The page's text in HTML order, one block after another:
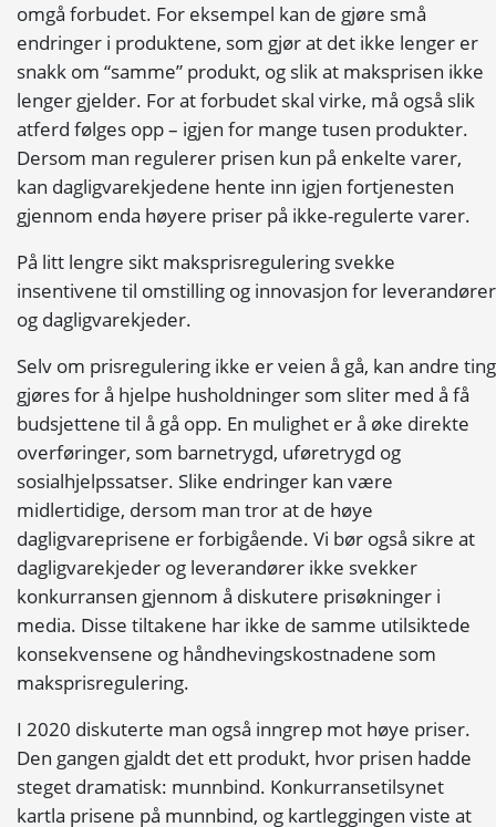
omgå forbudet. For eksempel kan de gjøre små
endringer i produktene, som gjør at det ikke lenger er
snakk om “samme” produkt, og slik at maksprisen ikke
lenger gjelder. For at forbudet skal virke, må også slik
atferd følges opp – igjen for mange tusen produkter.
Dersom man regulerer prisen kun på enkelte varer,
kan dagligvarekjedene hente inn igjen fortjenesten
gjennom enda høyere priser på ikke-regulerte varer.
På litt lengre sikt maksprisregulering svekke
insentivene til omstilling og innovasjon for leverandører
og dagligvarekjeder.
Selv om prisregulering ikke er veien å gå, kan andre ting
gjøres for å hjelpe husholdninger som sliter med å få
budsjettene til å gå opp. En mulighet er å øke direkte
overføringer, som barnetrygd, uføretrygd og
sosialhjelpssatser. Slike endringer kan være
midlertidige, dersom man tror at de høye
dagligvareprisene er forbigående. Vi bør også sikre at
dagligvarekjeder og leverandører ikke svekker
konkurransen gjennom å diskutere prisøkninger i
media. Disse tiltakene har ikke de samme utilsiktede
konsekvensene og håndhevingskostnadene som
maksprisregulering.
I 2020 diskuterte man også inngrep mot høye priser.
Den gangen gjaldt det ett produkt, hvor prisen hadde
steget dramatisk: munnbind. Konkurransetilsynet
kartla prisene på munnbind, og kartleggingen viste at